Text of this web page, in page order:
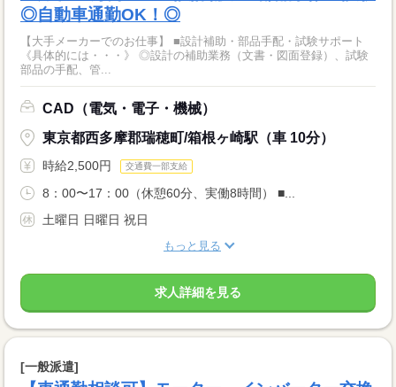
◎自動車通勤OK！◎
【大手メーカーでのお仕事】 ■設計補助・部品手配・試験サポート
《具体的には・・・》 ◎設計の補助業務（文書・図面登録）、試験
部品の手配、管...
CAD（電気・電子・機械）
東京都西多摩郡瑞穂町/箱根ヶ崎駅（車 10分）
時給2,500円 交通費一部支給
8：00〜17：00（休憩60分、実働8時間） ■...
土曜日 日曜日 祝日
もっと見る
求人詳細を見る
[一般派遣]